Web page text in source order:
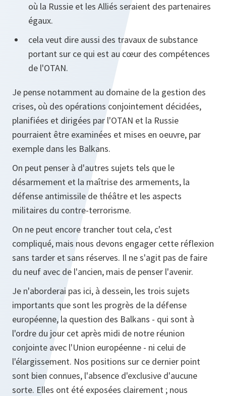
où la Russie et les Alliés seraient des partenaires
égaux.
cela veut dire aussi des travaux de substance
portant sur ce qui est au cœur des compétences
de l'OTAN.
Je pense notamment au domaine de la gestion des
crises, où des opérations conjointement décidées,
planifiées et dirigées par l'OTAN et la Russie
pourraient être examinées et mises en oeuvre, par
exemple dans les Balkans.
On peut penser à d'autres sujets tels que le
désarmement et la maîtrise des armements, la
défense antimissile de théâtre et les aspects
militaires du contre-terrorisme.
On ne peut encore trancher tout cela, c'est
compliqué, mais nous devons engager cette réflexion
sans tarder et sans réserves. Il ne s'agit pas de faire
du neuf avec de l'ancien, mais de penser l'avenir.
Je n'aborderai pas ici, à dessein, les trois sujets
importants que sont les progrès de la défense
européenne, la question des Balkans - qui sont à
l'ordre du jour cet après midi de notre réunion
conjointe avec l'Union européenne - ni celui de
l'élargissement. Nos positions sur ce dernier point
sont bien connues, l'absence d'exclusive d'aucune
sorte. Elles ont été exposées clairement ; nous